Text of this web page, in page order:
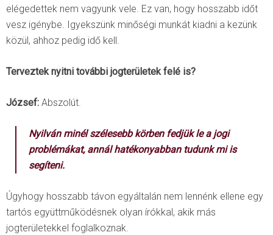
elégedettek nem vagyunk vele. Ez van, hogy hosszabb időt
vesz igénybe. Igyekszünk minőségi munkát kiadni a kezünk
közül, ahhoz pedig idő kell.
Terveztek nyitni további jogterületek felé is?
József: Abszolút.
Nyilván minél szélesebb körben fedjük le a jogi
problémákat, annál hatékonyabban tudunk mi is
segíteni.
Úgyhogy hosszabb távon egyáltalán nem lennénk ellene egy
tartós együttműködésnek olyan írókkal, akik más
jogterületekkel foglalkoznak.